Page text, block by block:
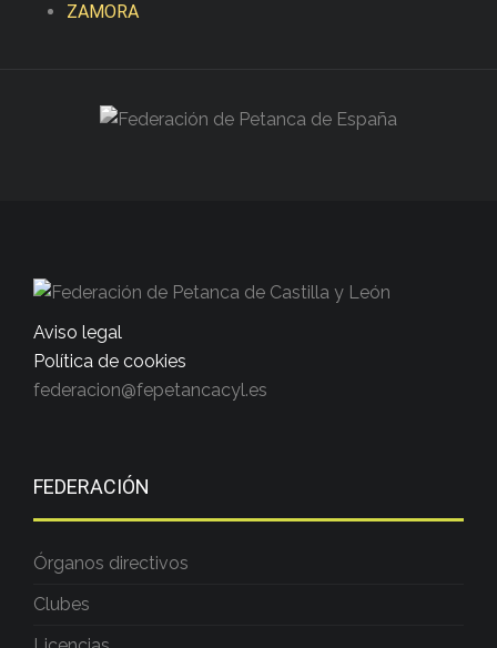
ZAMORA
Aviso legal
Política de cookies
federacion@fepetancacyl.es
FEDERACIÓN
Órganos directivos
Clubes